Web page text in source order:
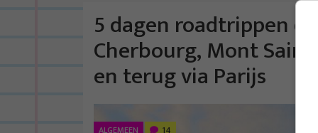
5 dagen roadtrippen
Cherbourg, Mont
en terug via Parijs